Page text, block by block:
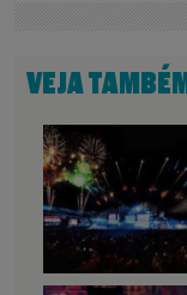
VEJA TAMBÉM